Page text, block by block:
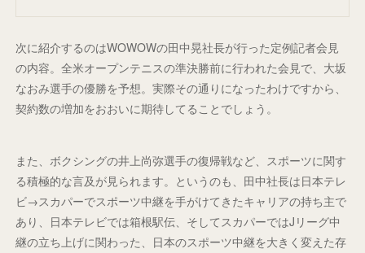
次に紹介するのはWOWOWの田中晃社長が行った定例記者会見
の内容。全米オープンテニスの準決勝前に行われた会見で、大坂
なおみ選手の優勝を予想。実際その通りになったわけですから、
契約数の増加をおおいに期待してることでしょう。
また、ボクシングの井上尚弥選手の復帰戦など、スポーツに関す
る積極的な言及が見られます。というのも、田中社長は日本テレ
ビ→スカパーでスポーツ中継を手がけてきたキャリアの持ち主で
あり、日本テレビでは箱根駅伝、そしてスカパーではJリーグ中
継の立ち上げに関わった、日本のスポーツ中継を大きく変えた存